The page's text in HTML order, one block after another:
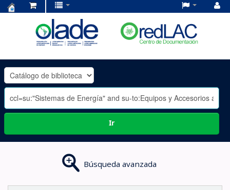
OLADE
-
Ir
Búsqueda avanzada